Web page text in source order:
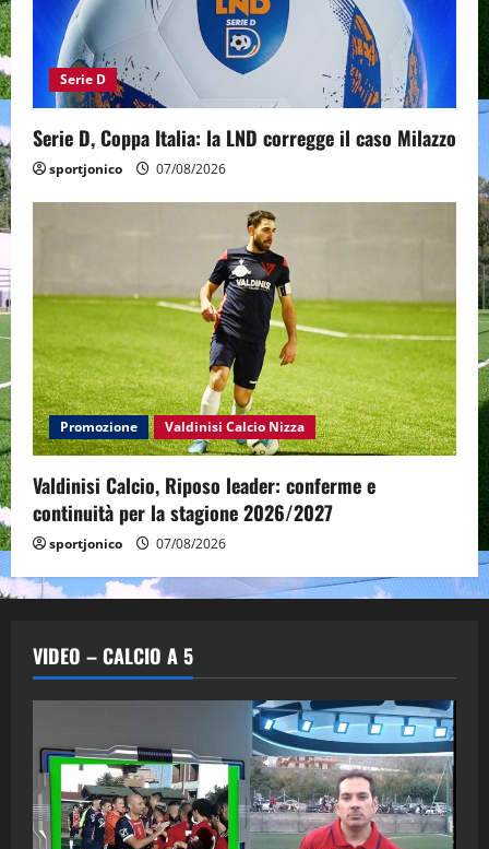
Serie D
Serie D, Coppa Italia: la LND corregge il caso Milazzo
sportjonico 07/08/2026
Promozione Valdinisi Calcio Nizza
Valdinisi Calcio, Riposo leader: conferme e
continuità per la stagione 2026/2027
sportjonico 07/08/2026
VIDEO – CALCIO A 5